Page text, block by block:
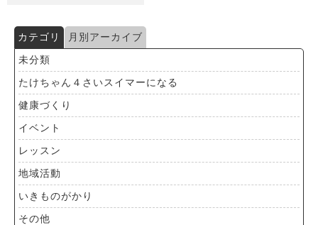
カテゴリ
月別アーカイブ
未分類
たけちゃん４さいスイマーになる
健康づくり
イベント
レッスン
地域活動
いきものがかり
その他